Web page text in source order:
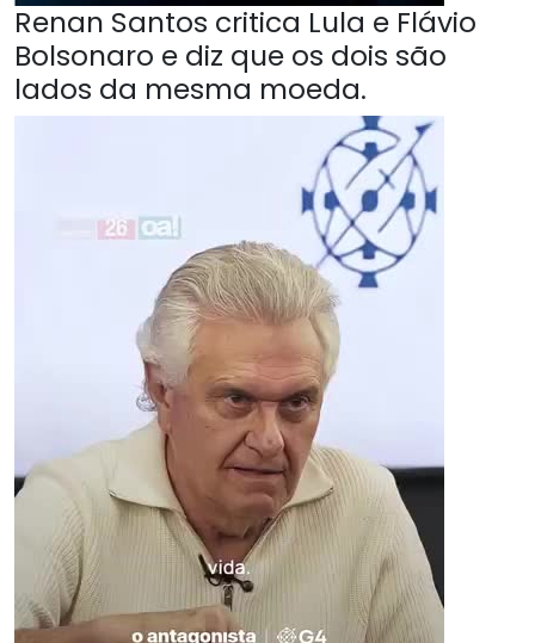
Renan Santos critica Lula e Flávio
Bolsonaro e diz que os dois são
lados da mesma moeda.